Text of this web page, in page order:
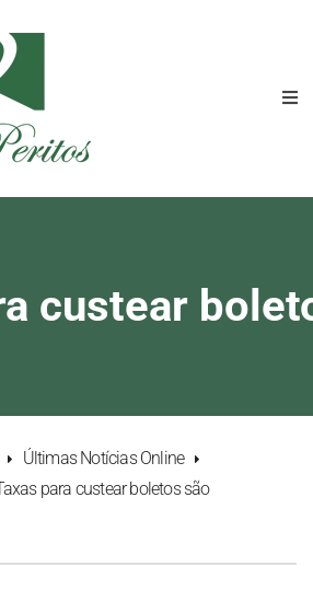
custear
Últimas Notícias Online
para custear boletos são